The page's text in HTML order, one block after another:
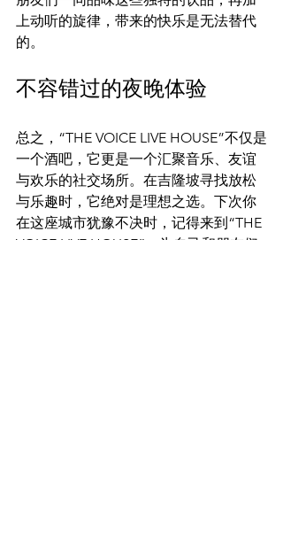
上动听的旋律，带来的快乐是无法替代
的。
不容错过的夜晚体验
总之，“THE VOICE LIVE HOUSE”不仅是
一个酒吧，它更是一个汇聚音乐、友谊
与欢乐的社交场所。在吉隆坡寻找放松
与乐趣时，它绝对是理想之选。下次你
在这座城市犹豫不决时，记得来到“THE
VOICE LIVE HOUSE”，为自己和朋友们